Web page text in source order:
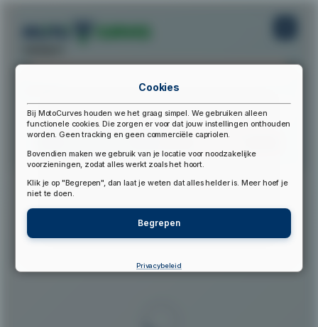
▲
Cookies
Bij MotoCurves houden we het graag simpel. We gebruiken alleen
functionele cookies. Die zorgen er voor dat jouw instellingen onthouden
worden. Geen tracking en geen commerciële capriolen.
Bovendien maken we gebruik van je locatie voor noodzakelijke
voorzieningen, zodat alles werkt zoals het hoort.
Klik je op "Begrepen", dan laat je weten dat alles helder is. Meer hoef je
niet te doen.
Begrepen
Privacybeleid